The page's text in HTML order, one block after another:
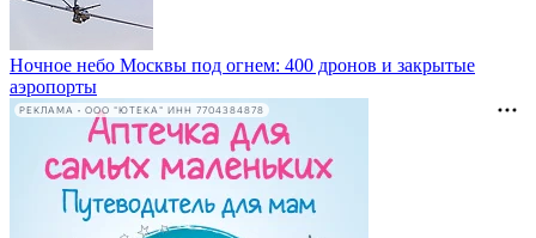
Ночное небо Москвы под огнем: 400 дронов и закрытые
аэропорты
РЕКЛАМА • ООО "ЮТЕКА" ИНН 7704384878